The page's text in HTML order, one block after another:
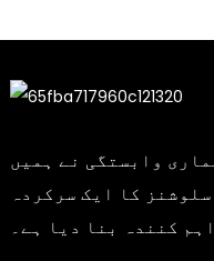
وابستگی نے ہمیں
کا ایک سرکردہ
کنندہ بنا دیا ہے۔